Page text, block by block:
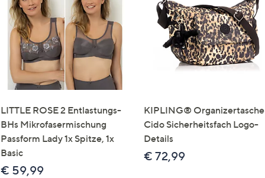
Touch-
Geräten
nach
links
bzw.
rechts,
um
diese
anzuzeigen.
LITTLE ROSE 2 Entlastungs-
BHs Mikrofasermischung
Passform Lady 1x Spitze, 1x
Basic
€ 59,99
KIPLING® Organizertasche
Cido Sicherheitsfach Logo-
Details
€ 72,99